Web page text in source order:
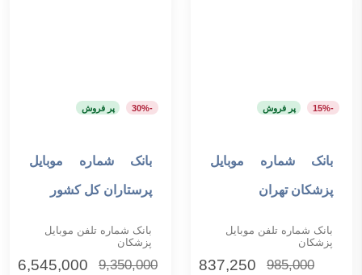
-15% پر فروش
افزودن به سبد خرید
بانک شماره موبایل
پزشکان تهران
بانک شماره تلفن موبایل
پزشکان
985,000
837,250
-30% پر فروش
افزودن به سبد خرید
بانک شماره موبایل
پرستاران کل کشور
بانک شماره تلفن موبایل
پزشکان
9,350,000
6,545,000